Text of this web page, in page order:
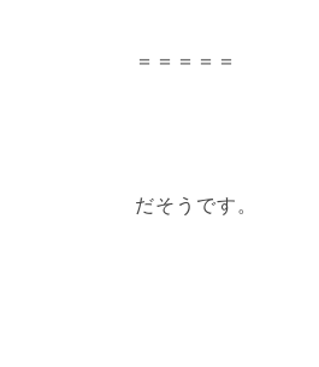
＝＝＝＝＝
だそうです。